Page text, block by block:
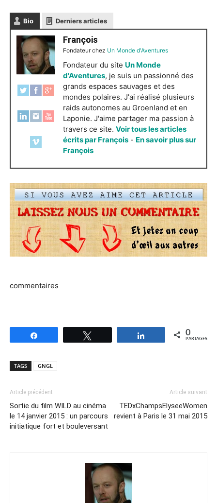
Bio Derniers articles
François
Fondateurchez Un Monde d'Aventures
Fondateur du site Un Monde
d'Aventures, je suis un passionné des
grands espaces sauvages et des
mondes polaires. J'ai réalisé plusieurs
raids autonomes au Groenland et en
Laponie. J'aime partager ma passion à
travers ce site. Voir tous les articles
écrits par François - En savoir plus sur
François
commentaires
Partagez 0
PARTAGES
TAGS GNGL
Article précédent
Sortie du film WILD au cinéma
le 14 janvier 2015 : un parcours
initiatique fort et bouleversant
Article suivant
TEDxChampsElyseeWomen
revient à Paris le 31 mai 2015